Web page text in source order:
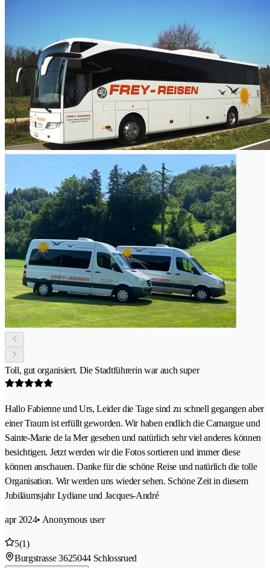
Toll, gut organisiert. Die Stadtführerin war auch super
Hallo Fabienne und Urs, Leider die Tage sind zu schnell gegangen aber
einer Traum ist erfüllt geworden. Wir haben endlich die Camargue und
Sainte-Marie de la Mer gesehen und natürlich sehr viel anderes können
besichtigen. Jetzt werden wir die Fotos sortieren und immer diese
können anschauen. Danke für die schöne Reise und natürlich die tolle
Organisation. Wir werden uns wieder sehen. Schöne Zeit in diesem
Jubiläumsjahr Lydiane und Jacques-André
apr 2024• Anonymous user
5(1)
Burgstrasse 3625044 Schlossrued